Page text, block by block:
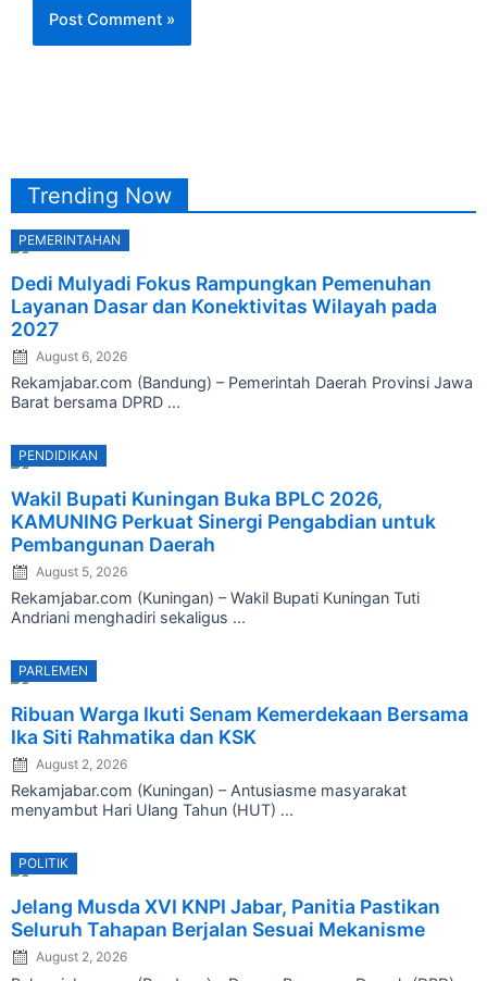
Trending Now
PEMERINTAHAN
Dedi Mulyadi Fokus Rampungkan Pemenuhan
Layanan Dasar dan Konektivitas Wilayah pada
2027
on
August 6, 2026
Rekamjabar.com (Bandung) – Pemerintah Daerah Provinsi Jawa
Barat bersama DPRD ...
PENDIDIKAN
Wakil Bupati Kuningan Buka BPLC 2026,
KAMUNING Perkuat Sinergi Pengabdian untuk
Pembangunan Daerah
on
August 5, 2026
Rekamjabar.com (Kuningan) – Wakil Bupati Kuningan Tuti
Andriani menghadiri sekaligus ...
PARLEMEN
Ribuan Warga Ikuti Senam Kemerdekaan Bersama
Ika Siti Rahmatika dan KSK
on
August 2, 2026
Rekamjabar.com (Kuningan) – Antusiasme masyarakat
menyambut Hari Ulang Tahun (HUT) ...
POLITIK
Jelang Musda XVI KNPI Jabar, Panitia Pastikan
Seluruh Tahapan Berjalan Sesuai Mekanisme
on
August 2, 2026